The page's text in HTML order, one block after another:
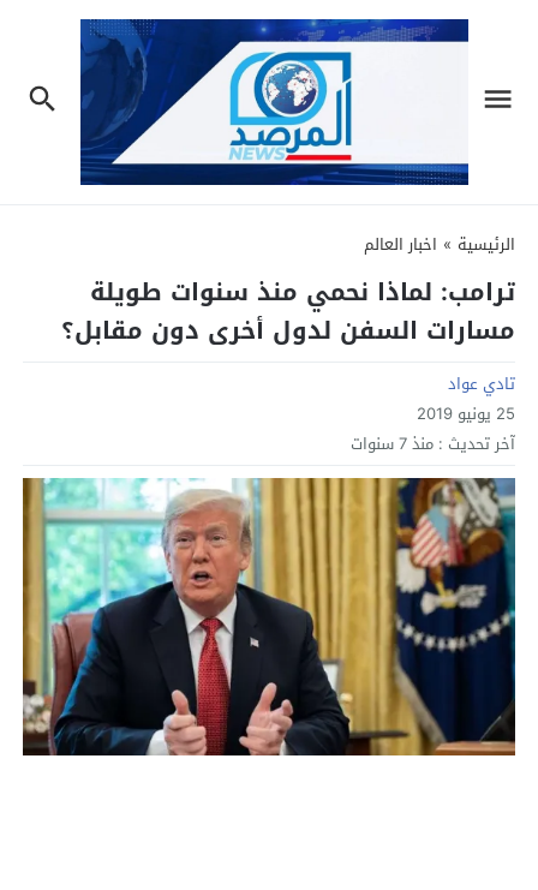
الرئيسية » اخبار العالم
ترامب: لماذا نحمي منذ سنوات طويلة
مسارات السفن لدول أخرى دون مقابل؟
تادي عواد
25 يونيو 2019
آخر تحديث : منذ 7 سنوات